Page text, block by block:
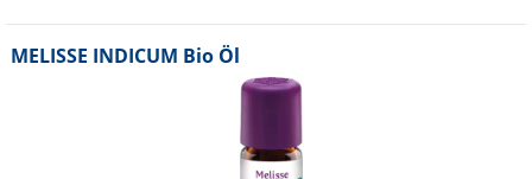
MELISSE INDICUM Bio Öl